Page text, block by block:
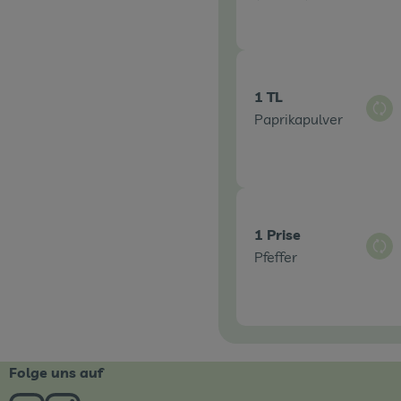
1 TL
Paprikapulver
1 Prise
Pfeffer
Folge uns auf